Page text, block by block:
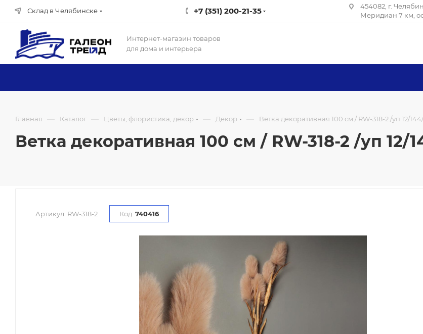
Склад в Челябинске +7 (351) 200-21-35
454082, г.
Меридиан 7 км,
Интернет-магазин товаров
для дома и интерьера
Главная — Каталог — Цветы, флористика, декор — Декор — Ветка декоративная 100 см / RW-318-2 /уп 12/
Ветка декоративная 100 см / RW-318-2 /уп
Артикул: RW-318-2 Код: 740416